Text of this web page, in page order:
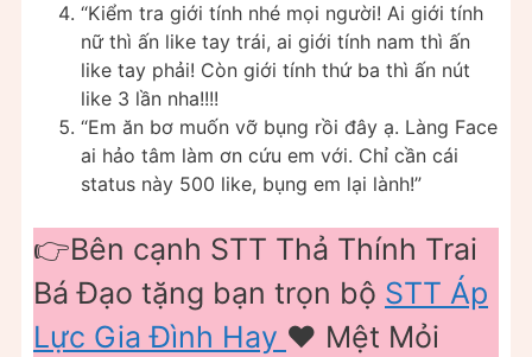
“Kiểm tra giới tính nhé mọi người! Ai giới tính
nữ thì ấn like tay trái, ai giới tính nam thì ấn
like tay phải! Còn giới tính thứ ba thì ấn nút
like 3 lần nha!!!!
“Em ăn bơ muốn vỡ bụng rồi đây ạ. Làng Face
ai hảo tâm làm ơn cứu em với. Chỉ cần cái
status này 500 like, bụng em lại lành!”
👉Bên cạnh STT Thả Thính Trai
Bá Đạo tặng bạn trọn bộ STT Áp
Lực Gia Đình Hay ❤️ Mệt Mỏi